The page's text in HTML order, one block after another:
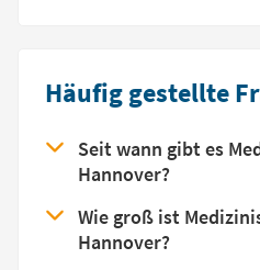
Häufig gestellte
Seit wann gibt es
Hannover?
Wie groß ist
Hannover?